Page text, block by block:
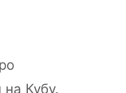
на Кубу.